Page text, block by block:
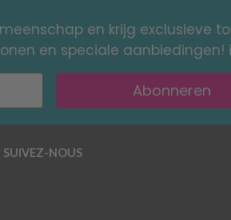
en krijg exclusieve
en speciale aanbiedingen!
Abonneren
SUIVEZ-NOUS